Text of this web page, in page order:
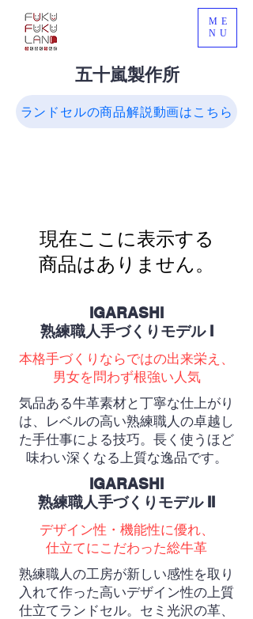
ME
NU
​五十嵐製作所
ランドセルの商品解説動画はこちら
現在ここに表示する
商品はありません。
IGARASHI
熟練職人手づくりモデル I
本格手づくりならではの出来栄え、
男女を問わず根強い人気
気品ある牛革素材と丁寧な仕上がり
は、レベルの高い熟練職人の卓越し
た手仕事による技巧。長く使うほど
味わい深くなる上質な逸品です。
IGARASHI
熟練職人手づくりモデル II
デザイン性・機能性に優れ、
仕立てにこだわった総牛革
熟練職人の工房が新しい感性を取り
入れて作った高いデザイン性の上質
仕立てランドセル。セミ光沢の革、